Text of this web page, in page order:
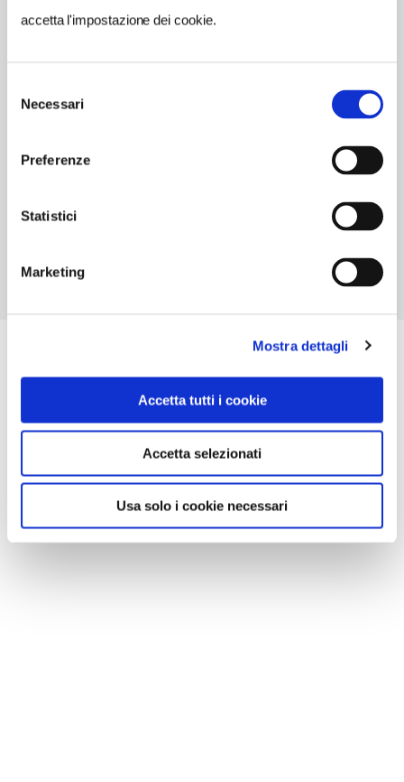
accetta l'impostazione dei cookie.
delNecessari
Preferenze
Statistici
Marketing
Mostra dettagli
Accetta tutti i cookie
Accetta selezionati
Usa solo i cookie necessari
INDIRIZZO EMAIL
0577899016
9
Chiusura: gennaio